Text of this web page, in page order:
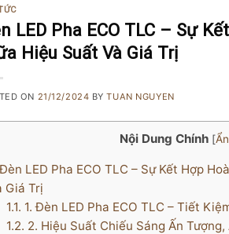
LED Pha ECO TLC – Sự
Hiệu Suất Và Giá Trị
ON 21/12/2024 BYTUAN NGUYEN
Nội Dung Chính [Ẩn
LED Pha ECO TLC – Sự Kết Hợp
Giá Trị
1.1. 1. Đèn LED Pha ECO TLC – Tiết
1.2. 2. Hiệu Suất Chiếu Sáng Ấn Tượng,